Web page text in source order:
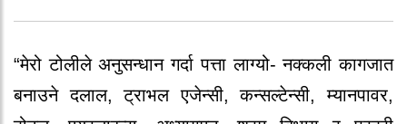
“मेरो टोलीले अनुसन्धान गर्दा पत्ता लाग्यो- नक्कली कागजात
बनाउने दलाल, ट्राभल एजेन्सी, कन्सल्टेन्सी, म्यानपावर,